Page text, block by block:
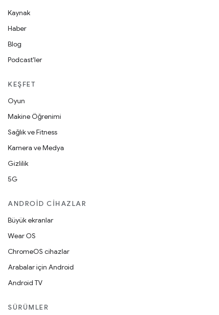
Kaynak
Haber
Blog
Podcast'ler
KEŞFET
Oyun
Makine Öğrenimi
Sağlık ve Fitness
Kamera ve Medya
Gizlilik
5G
ANDROID CIHAZLAR
Büyük ekranlar
Wear OS
ChromeOS cihazlar
Arabalar için Android
Android TV
SÜRÜMLER